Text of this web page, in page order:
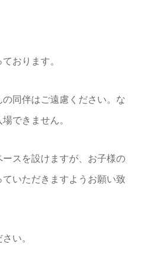
おります。
同伴はご遠慮ください。な
できません。
スを設けますが、お子様の
いただきますようお願い致
い。